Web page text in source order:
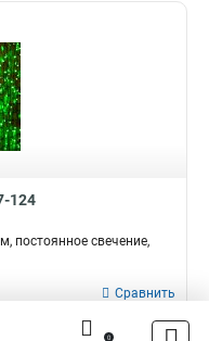
124
постоянное свечение,
Сравнить
0